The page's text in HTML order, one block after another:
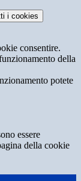
i cookies
consentire.
della
potete
essere
della cookie